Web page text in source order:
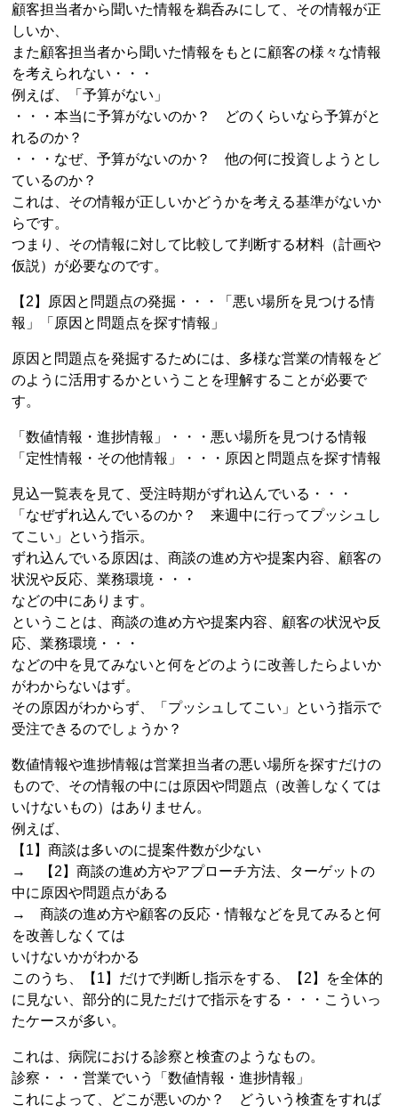
顧客担当者から聞いた情報を鵜呑みにして、その情報が正
しいか、
また顧客担当者から聞いた情報をもとに顧客の様々な情報
を考えられない・・・
例えば、「予算がない」
・・・本当に予算がないのか？ どのくらいなら予算がと
れるのか？
・・・なぜ、予算がないのか？ 他の何に投資しようとし
ているのか？
これは、その情報が正しいかどうかを考える基準がないか
らです。
つまり、その情報に対して比較して判断する材料（計画や
仮説）が必要なのです。
【2】原因と問題点の発掘・・・「悪い場所を見つける情
報」「原因と問題点を探す情報」
原因と問題点を発掘するためには、多様な営業の情報をど
のように活用するかということを理解することが必要で
す。
「数値情報・進捗情報」・・・悪い場所を見つける情報
「定性情報・その他情報」・・・原因と問題点を探す情報
見込一覧表を見て、受注時期がずれ込んでいる・・・
「なぜずれ込んでいるのか？ 来週中に行ってプッシュし
てこい」という指示。
ずれ込んでいる原因は、商談の進め方や提案内容、顧客の
状況や反応、業務環境・・・
などの中にあります。
ということは、商談の進め方や提案内容、顧客の状況や反
応、業務環境・・・
などの中を見てみないと何をどのように改善したらよいか
がわからないはず。
その原因がわからず、「プッシュしてこい」という指示で
受注できるのでしょうか？
数値情報や進捗情報は営業担当者の悪い場所を探すだけの
もので、その情報の中には原因や問題点（改善しなくては
いけないもの）はありません。
例えば、
【1】商談は多いのに提案件数が少ない
→ 【2】商談の進め方やアプローチ方法、ターゲットの
中に原因や問題点がある
→ 商談の進め方や顧客の反応・情報などを見てみると何
を改善しなくては
いけないかがわかる
このうち、【1】だけで判断し指示をする、【2】を全体的
に見ない、部分的に見ただけで指示をする・・・こういっ
たケースが多い。
これは、病院における診察と検査のようなもの。
診察・・・営業でいう「数値情報・進捗情報」
これによって、どこが悪いのか？ どういう検査をすれば